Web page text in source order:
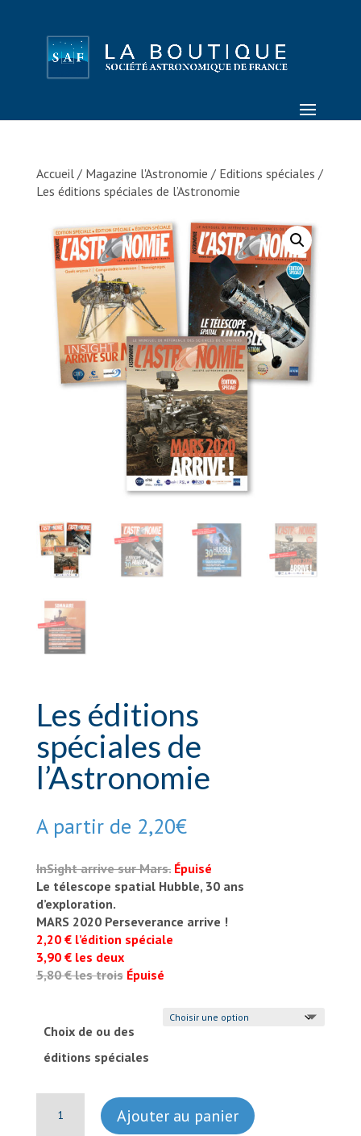
Accueil/ Magazine l'Astronomie / Editions spéciales /
Les éditions spéciales de l’Astronomie
Les éditions
spéciales de
l’Astronomie
A partir de 2,20€
InSight arrive sur Mars. Épuisé
Le télescope spatial Hubble, 30 ans
d’exploration.
MARS 2020 Perseverance arrive !
2,20 € l’édition spéciale
3,90 € les deux
5,80 € les troisÉpuisé
Choix de ou des
éditions spéciales
Ajouter au panier